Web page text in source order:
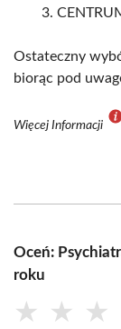
Ostateczny
biorąc pod
Więcej Informacji
Oceń:
roku
★ ★ ★